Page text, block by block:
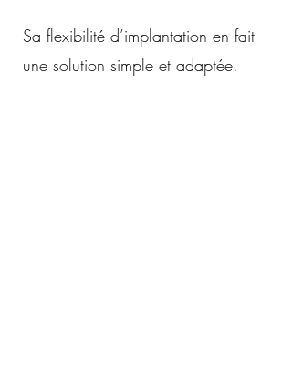
Sa flexibilité d’implantation en fait
une solution simple et adaptée.